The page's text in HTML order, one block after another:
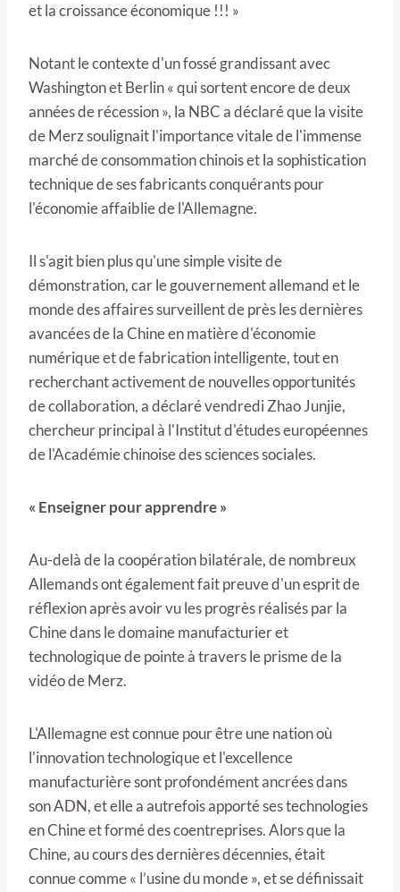
et la croissance économique !!! »
Notant le contexte d'un fossé grandissant avec
Washington et Berlin « qui sortent encore de deux
années de récession », la NBC a déclaré que la visite
de Merz soulignait l'importance vitale de l'immense
marché de consommation chinois et la sophistication
technique de ses fabricants conquérants pour
l'économie affaiblie de l'Allemagne.
Il s'agit bien plus qu'une simple visite de
démonstration, car le gouvernement allemand et le
monde des affaires surveillent de près les dernières
avancées de la Chine en matière d'économie
numérique et de fabrication intelligente, tout en
recherchant activement de nouvelles opportunités
de collaboration, a déclaré vendredi Zhao Junjie,
chercheur principal à l'Institut d'études européennes
de l'Académie chinoise des sciences sociales.
« Enseigner pour apprendre »
Au-delà de la coopération bilatérale, de nombreux
Allemands ont également fait preuve d'un esprit de
réflexion après avoir vu les progrès réalisés par la
Chine dans le domaine manufacturier et
technologique de pointe à travers le prisme de la
vidéo de Merz.
L'Allemagne est connue pour être une nation où
l'innovation technologique et l'excellence
manufacturière sont profondément ancrées dans
son ADN, et elle a autrefois apporté ses technologies
en Chine et formé des coentreprises. Alors que la
Chine, au cours des dernières décennies, était
connue comme « l’usine du monde », et se définissait